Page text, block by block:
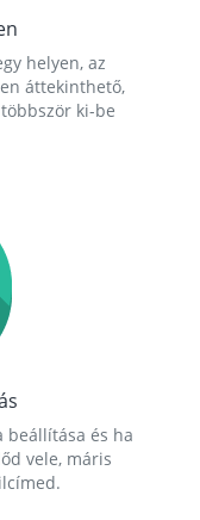
helyen, az
áttekinthető,
ki-be
beállítása és ha
vele, máris